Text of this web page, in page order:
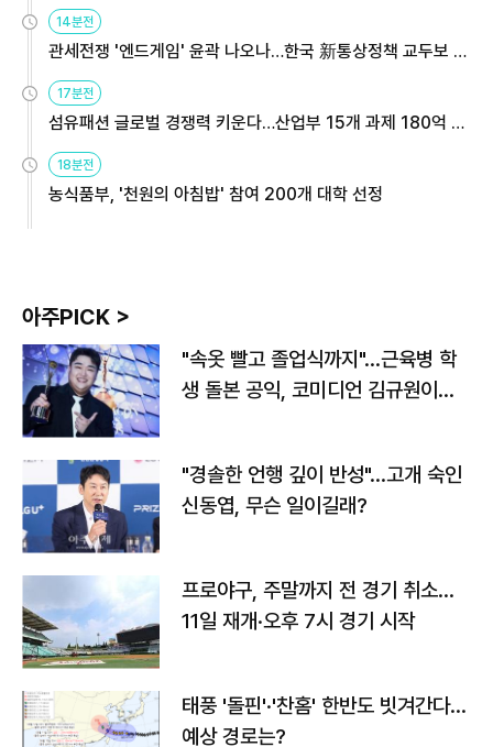
14분전
관세전쟁 '엔드게임' 윤곽 나오나…한국 新통상정책 교두보 활
17분전
섬유패션 글로벌 경쟁력 키운다…산업부 15개 과제 180억 지
18분전
농식품부, '천원의 아침밥' 참여 200개 대학 선정
아주PICK >
"속옷 빨고 졸업식까지"…근육병 학
생 돌본 공익, 코미디언 김규원이었
"경솔한 언행 깊이 반성"…고개 숙인
신동엽, 무슨 일이길래?
프로야구, 주말까지 전 경기 취소…
11일 재개·오후 7시 경기 시작
태풍 '돌핀'·'찬홈' 한반도 빗겨간다…
예상 경로는?